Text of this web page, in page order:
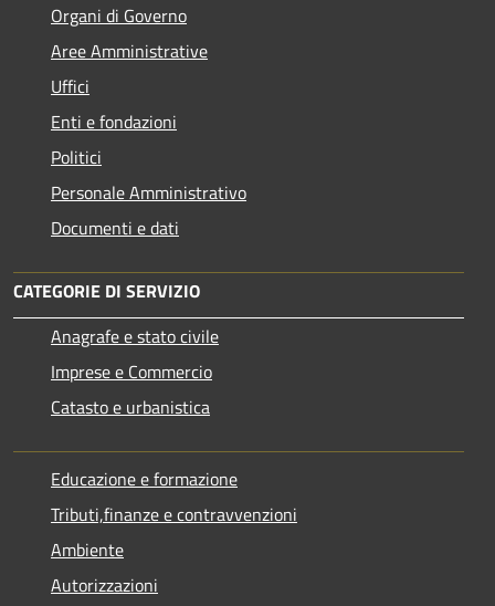
Organi di Governo
Aree Amministrative
Uffici
Enti e fondazioni
Politici
Personale Amministrativo
Documenti e dati
CATEGORIE DI SERVIZIO
Anagrafe e stato civile
Imprese e Commercio
Catasto e urbanistica
Educazione e formazione
Tributi,finanze e contravvenzioni
Ambiente
Autorizzazioni